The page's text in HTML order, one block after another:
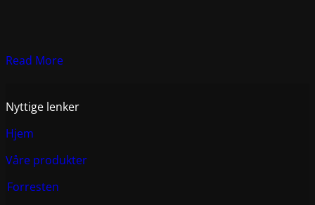
Read More
Nyttige lenker
Hjem
Våre produkter
Forresten